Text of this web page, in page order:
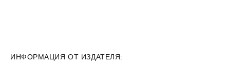
ИНФОРМАЦИЯ ОТ ИЗДАТЕЛЯ: